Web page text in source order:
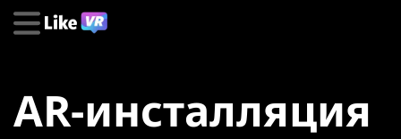
AR-инсталляция